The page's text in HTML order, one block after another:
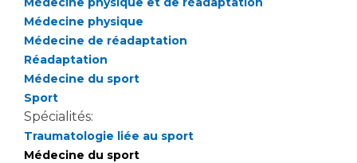
Laïcité et cultes
Les associations
Livret d'accueil
Salon des familles
Transports sanitaires
Vos droits, vos devoirs
Chercheurs
La recherche clinique à l'AP-HM
Les structures de recherche
Écoles et Instituts de Formation
Médecine physique
Médecine de réadaptation
Réadaptation
Médecine du sport
Sport
Spécialités:
Traumatologie liée au sport
Médecine du sport